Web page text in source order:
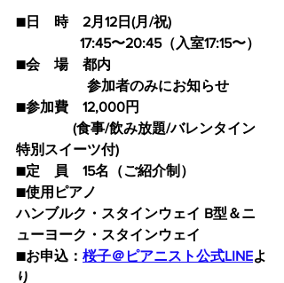
■日　時　2月12日(月/祝)
17:45〜20:45（入室17:15〜）
■会　場　都内
参加者のみにお知らせ
■参加費　12,000円
特別スイーツ付)
■定　員　15名（ご紹介制）
■使用ピアノ
ハンブルク・スタインウェイ B型＆ニ
ューヨーク・スタインウェイ
■お申込： 桜子＠ピアニスト公式LINEよ
り